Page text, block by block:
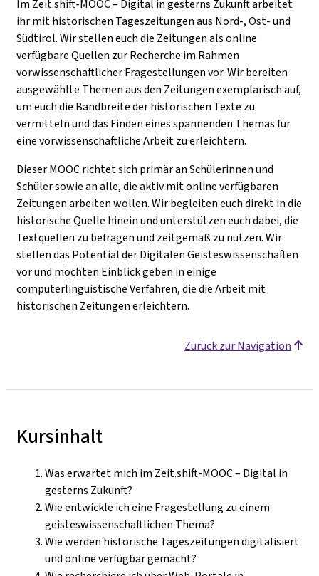
Im Zeit.shift-MOOC – Digital in gesterns Zukunft arbeitet
ihr mit historischen Tageszeitungen aus Nord-, Ost- und
Südtirol. Wir stellen euch die Zeitungen als online
verfügbare Quellen zur Recherche im Rahmen
vorwissenschaftlicher Fragestellungen vor. Wir bereiten
ausgewählte Themen aus den Zeitungen exemplarisch auf,
um euch die Bandbreite der historischen Texte zu
vermitteln und das Finden eines spannenden Themas für
eine vorwissenschaftliche Arbeit zu erleichtern.
Dieser MOOC richtet sich primär an Schülerinnen und
Schüler sowie an alle, die aktiv mit online verfügbaren
Zeitungen arbeiten wollen. Wir begleiten euch direkt in die
historische Quelle hinein und unterstützen euch dabei, die
Textquellen zu befragen und zeitgemäß zu nutzen. Wir
stellen das Potential der Digitalen Geisteswissenschaften
vor und möchten Einblick geben in einige
computerlinguistische Verfahren, die die Arbeit mit
historischen Zeitungen erleichtern.
Zurück zur Navigation
Kursinhalt
Was erwartet mich im Zeit.shift-MOOC – Digital in
gesterns Zukunft?
Wie entwickle ich eine Fragestellung zu einem
geisteswissenschaftlichen Thema?
Wie werden historische Tageszeitungen digitalisiert
und online verfügbar gemacht?